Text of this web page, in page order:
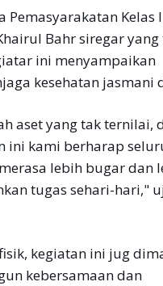
Pemasyarakatan Kelas
Bahr siregar
ini menyampaikan
kesehatan jasmani
aset yang tak ternilai,
ini kami berharap
lebih bugar dan
tugas sehari-hari,"
kegiatan ini jug
kebersamaan dan